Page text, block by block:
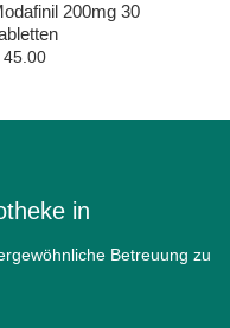
200mg 30
in
Betreuung zu